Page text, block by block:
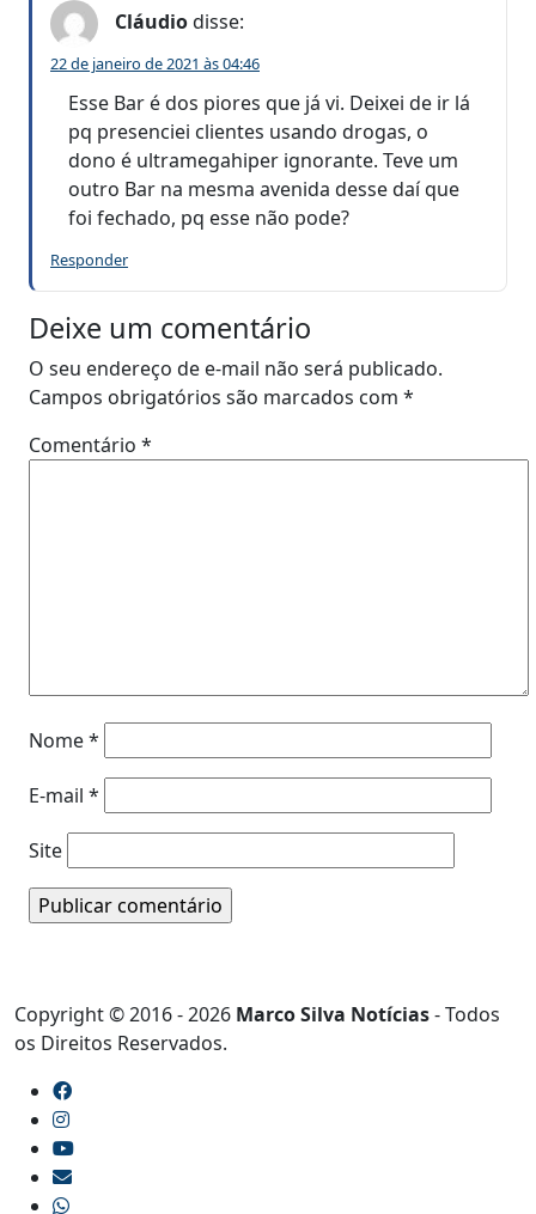
Cláudiodisse:
22 de janeiro de 2021 às 04:46
Esse Bar é dos piores que já vi. Deixei de ir lá
pq presenciei clientes usando drogas, o
dono é ultramegahiper ignorante. Teve um
outro Bar na mesma avenida desse daí que
foi fechado, pq esse não pode?
Responder
Deixe um comentário
O seu endereço de e-mail não será publicado.
Campos obrigatórios são marcados com *
Comentário *
Nome*
E-mail *
Site
Copyright © 2016 - 2026 Marco Silva Notícias- Todos
os Direitos Reservados.